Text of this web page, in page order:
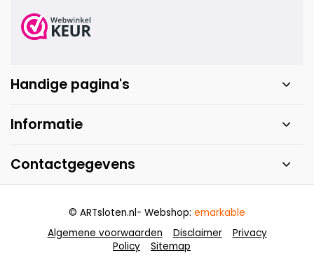
Handige pagina's
Informatie
Contactgegevens
Algemene voorwaarden Disclaimer
Privacy
Policy
Sitemap
© ARTsloten.nl- Webshop: emarkable